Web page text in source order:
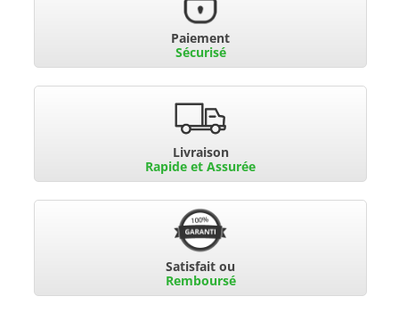
Paiement
Sécurisé
Livraison
Rapide et Assurée
Satisfait ou
Remboursé